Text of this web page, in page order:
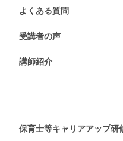
よくある質問
受講者の声
講師紹介
保育士等キャリアアップ研